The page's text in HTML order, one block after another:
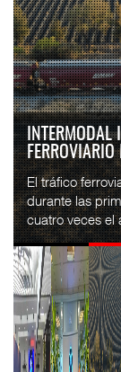
INTERMODAL
FERROVIARIO
El tráfico
durante las
cuatro veces el